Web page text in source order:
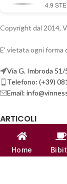
4.9
Copyright dal 2014,
E' vietata ogni forma
Via G. Imbroda
Telefono: (+39)
Email:
ARTICOLI
INFO & CONTATTI
Home